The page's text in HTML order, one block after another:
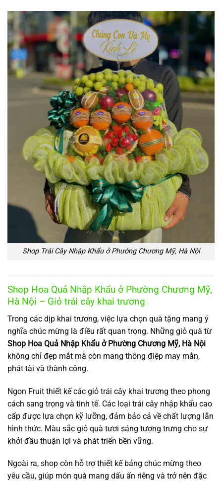
Shop Trái Cây Nhập Khẩu ở Phường Chương Mỹ, Hà Nội
Shop Hoa Quả Nhập Khẩu ở Phường Chương Mỹ,
Hà Nội – Giỏ trái cây khai trương
Trong các dịp khai trương, việc lựa chọn quà tặng mang ý
nghĩa chúc mừng là điều rất quan trọng. Những giỏ quà từ
Shop Hoa Quả Nhập Khẩu ở Phường Chương Mỹ, Hà Nội
không chỉ đẹp mắt mà còn mang thông điệp may mắn,
phát tài và thành công.
Ngon Fruit thiết kế các giỏ trái cây khai trương theo phong
cách sang trọng và tinh tế. Các loại trái cây nhập khẩu cao
cấp được lựa chọn kỹ lưỡng, đảm bảo cả về chất lượng lẫn
hình thức. Màu sắc giỏ quà tươi sáng tượng trưng cho sự
khởi đầu thuận lợi và phát triển bền vững.
Ngoài ra, shop còn hỗ trợ thiết kế bảng chúc mừng theo
yêu cầu, giúp món quà mang dấu ấn riêng và trở nên đặc